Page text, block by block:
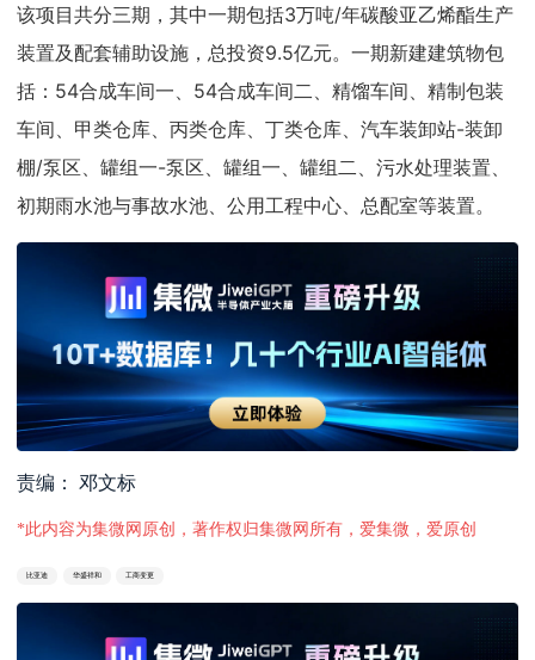
该项目共分三期，其中一期包括3万吨/年碳酸亚乙烯酯生产
装置及配套辅助设施，总投资9.5亿元。一期新建建筑物包
括：54合成车间一、54合成车间二、精馏车间、精制包装
车间、甲类仓库、丙类仓库、丁类仓库、汽车装卸站-装卸
棚/泵区、罐组一-泵区、罐组一、罐组二、污水处理装置、
初期雨水池与事故水池、公用工程中心、总配室等装置。
责编： 邓文标
*此内容为集微网原创，著作权归集微网所有，爱集微，爱原创
比亚迪 华盛祥和 工商变更